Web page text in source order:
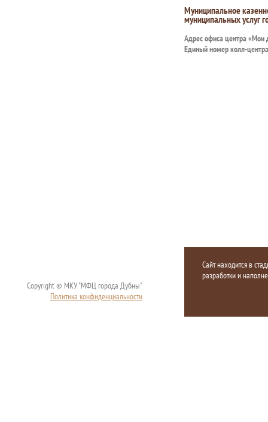
Муниципальное
муниципальных услуг
Адрес офиса центра «Мои
Единый номер колл-
Copyright © МКУ "МФЦ города Дубны"
Политика конфиденциальности
Сайт находится в
разработки и